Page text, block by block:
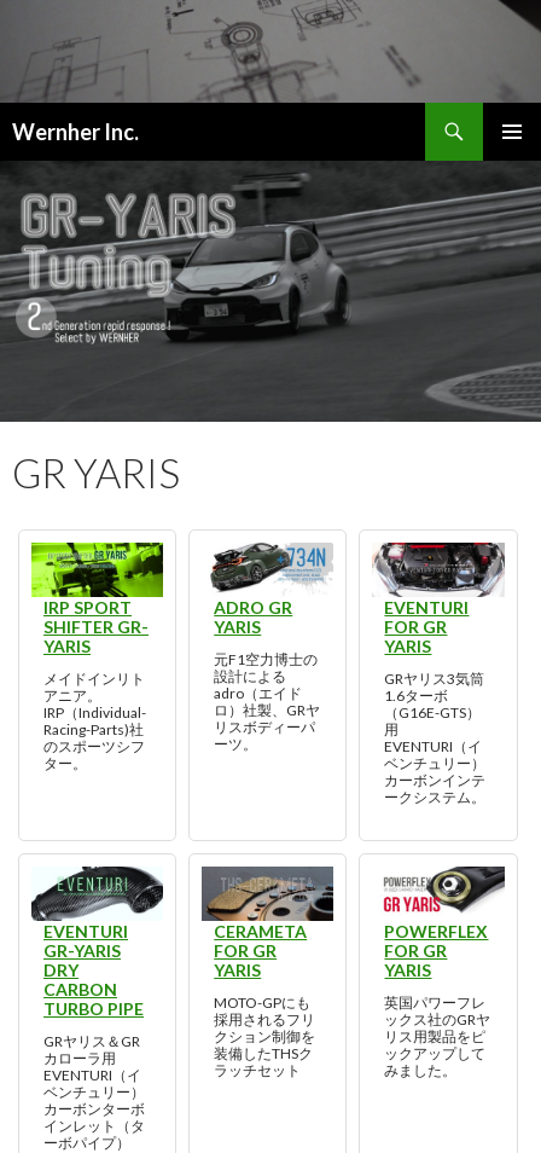
Wernher Inc.
索
ニュー
テ
ン
ツ
へ
ス
キ
GR YARIS
IRP SPORT
SHIFTER GR-
YARIS
メイドインリト
アニア。
IRP（Individual-
Racing-Parts)社
のスポーツシフ
ター。
ADRO GR
YARIS
元F1空力博士の
設計による
adro（エイド
ロ）社製、GRヤ
リスボディーパ
ーツ。
EVENTURI
FOR GR
YARIS
GRヤリス3気筒
1.6ターボ
（G16E-GTS）
用
EVENTURI（イ
ベンチュリー）
カーボンインテ
ークシステム。
EVENTURI
GR-YARIS
DRY
CARBON
TURBO PIPE
GRヤリス＆GR
カローラ用
EVENTURI（イ
ベンチュリー）
カーボンターボ
インレット（タ
ーボパイプ）
CERAMETA
FOR GR
YARIS
MOTO-GPにも
採用されるフリ
クション制御を
装備したTHSク
ラッチセット
POWERFLEX
FOR GR
YARIS
英国パワーフレ
ックス社のGRヤ
リス用製品をピ
ックアップして
みました。